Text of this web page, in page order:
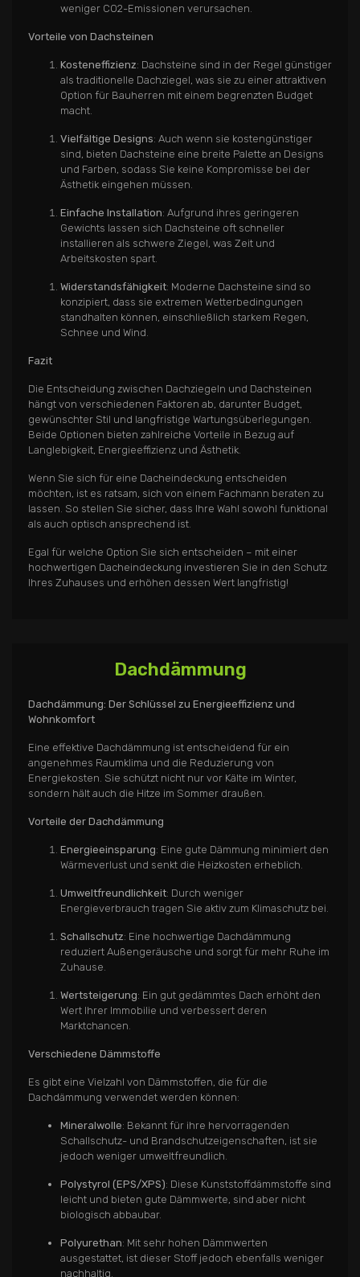
weniger CO2-Emissionen verursachen.
Vorteile von Dachsteinen
Kosteneffizienz: Dachsteine sind in der Regel günstiger
als traditionelle Dachziegel, was sie zu einer attraktiven
Option für Bauherren mit einem begrenzten Budget
macht.
Vielfältige Designs: Auch wenn sie kostengünstiger
sind, bieten Dachsteine eine breite Palette an Designs
und Farben, sodass Sie keine Kompromisse bei der
Ästhetik eingehen müssen.
Einfache Installation: Aufgrund ihres geringeren
Gewichts lassen sich Dachsteine oft schneller
installieren als schwere Ziegel, was Zeit und
Arbeitskosten spart.
Widerstandsfähigkeit: Moderne Dachsteine sind so
konzipiert, dass sie extremen Wetterbedingungen
standhalten können, einschließlich starkem Regen,
Schnee und Wind.
Fazit
Die Entscheidung zwischen Dachziegeln und Dachsteinen
hängt von verschiedenen Faktoren ab, darunter Budget,
gewünschter Stil und langfristige Wartungsüberlegungen.
Beide Optionen bieten zahlreiche Vorteile in Bezug auf
Langlebigkeit, Energieeffizienz und Ästhetik.
Wenn Sie sich für eine Dacheindeckung entscheiden
möchten, ist es ratsam, sich von einem Fachmann beraten zu
lassen. So stellen Sie sicher, dass Ihre Wahl sowohl funktional
als auch optisch ansprechend ist.
Egal für welche Option Sie sich entscheiden – mit einer
hochwertigen Dacheindeckung investieren Sie in den Schutz
Ihres Zuhauses und erhöhen dessen Wert langfristig!
Dachdämmung
Dachdämmung: Der Schlüssel zu Energieeffizienz und
Wohnkomfort
Eine effektive Dachdämmung ist entscheidend für ein
angenehmes Raumklima und die Reduzierung von
Energiekosten. Sie schützt nicht nur vor Kälte im Winter,
sondern hält auch die Hitze im Sommer draußen.
Vorteile der Dachdämmung
Energieeinsparung: Eine gute Dämmung minimiert den
Wärmeverlust und senkt die Heizkosten erheblich.
Umweltfreundlichkeit: Durch weniger
Energieverbrauch tragen Sie aktiv zum Klimaschutz bei.
Schallschutz: Eine hochwertige Dachdämmung
reduziert Außengeräusche und sorgt für mehr Ruhe im
Zuhause.
Wertsteigerung: Ein gut gedämmtes Dach erhöht den
Wert Ihrer Immobilie und verbessert deren
Marktchancen.
Verschiedene Dämmstoffe
Es gibt eine Vielzahl von Dämmstoffen, die für die
Dachdämmung verwendet werden können:
Mineralwolle: Bekannt für ihre hervorragenden
Schallschutz- und Brandschutzeigenschaften, ist sie
jedoch weniger umweltfreundlich.
Polystyrol (EPS/XPS): Diese Kunststoffdämmstoffe sind
leicht und bieten gute Dämmwerte, sind aber nicht
biologisch abbaubar.
Polyurethan: Mit sehr hohen Dämmwerten
ausgestattet, ist dieser Stoff jedoch ebenfalls weniger
nachhaltig.